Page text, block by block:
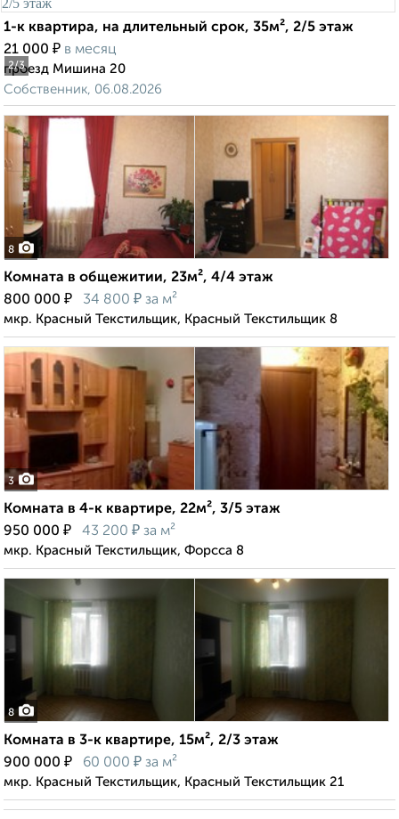
2/3
1-к квартира, на длительный срок, 35м², 2/5 этаж
21 000 ₽ в месяц
проезд Мишина 20
Собственник, 06.08.2026
8
Комната в общежитии, 23м², 4/4 этаж
800 000 ₽ 34 800 ₽ за м²
мкр. Красный Текстильщик, Красный Текстильщик 8
3
Комната в 4-к квартире, 22м², 3/5 этаж
950 000 ₽ 43 200 ₽ за м²
мкр. Красный Текстильщик, Форсса 8
8
Комната в 3-к квартире, 15м², 2/3 этаж
900 000 ₽ 60 000 ₽ за м²
мкр. Красный Текстильщик, Красный Текстильщик 21